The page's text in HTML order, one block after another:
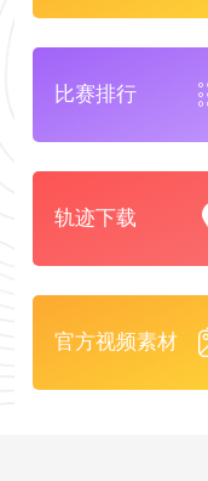
比赛排行
轨迹下载
官方视频素材